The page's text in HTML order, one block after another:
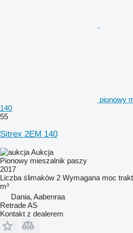
pionowy
140
55
Sitrex 2EM 140
Aukcja
Pionowy mieszalnik paszy
2017
Liczba ślimaków 2 Wymagana moc
m³
Dania, Aabenraa
Retrade AS
Kontakt z dealerem